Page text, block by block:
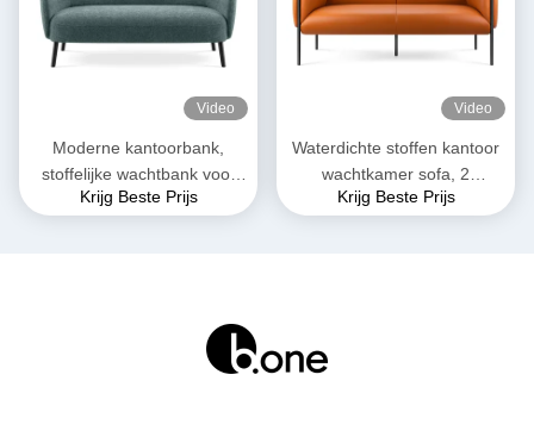
Video
Moderne kantoorbank,
stoffelijke wachtbank voor
kleine ruimtes.
Krijg Beste Prijs
Video
Waterdichte stoffen kantoor
wachtkamer sofa, 2
zitplaatsen sofa voor
Krijg Beste Prijs